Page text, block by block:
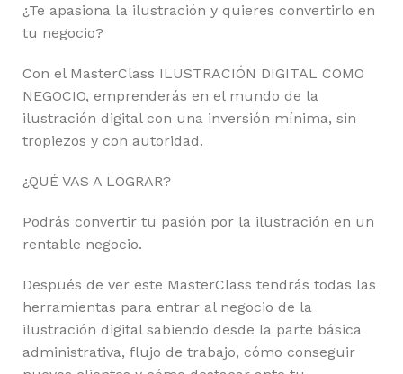
¿Te apasiona la ilustración y quieres convertirlo en
tu negocio?
Con el MasterClass ILUSTRACIÓN DIGITAL COMO
NEGOCIO, emprenderás en el mundo de la
ilustración digital con una inversión mínima, sin
tropiezos y con autoridad.
¿QUÉ VAS A LOGRAR?
Podrás convertir tu pasión por la ilustración en un
rentable negocio.
Después de ver este MasterClass tendrás todas las
herramientas para entrar al negocio de la
ilustración digital sabiendo desde la parte básica
administrativa, flujo de trabajo, cómo conseguir